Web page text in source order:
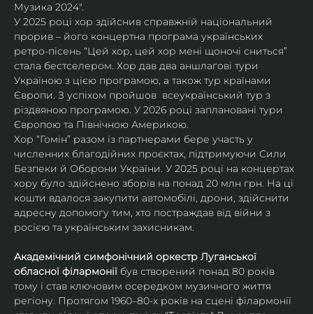
Музика 2024".
У 2025 році хор здійснив справжній національний
прорив – його концертна програма українських
ретро-пісень “Цей хор, цей хор мені щоночі сниться”
стала бестселером. Хор дав два аншлагові тури
Україною з цією програмою, а також тур країнами
Європи. З успіхом пройшов  всеукраїнський тур з
різдвяною програмою. У 2026 році заплановані тури
Європою та Північною Америкою.
Хор “Гомін” разом із партнерами бере участь у
численних благодійних проєктах, підтримуючи Сили
Безпеки й Оборони України. У 2025 році на концертах
хору було здійснено зборів на понад 20 млн грн. На ці
кошти вдалося закупити автомобілі, дрони, здійснити
адре​​сну допомогу тим, хто ​​по​​страждав від війни з
росією та українським захисникам.
Академічний симфонічний оркестр Луганської
обласної філармонії був створений понад 80 років
тому і став ключовим осередком музичного життя
регіону. Протягом 1960–80-х років на сцені філармонії